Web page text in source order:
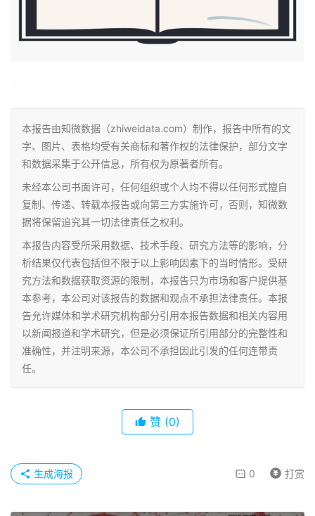
本报告由知微数据（zhiweidata.com）制作，报告中所有的文
字、图片、表格均受有关商标和著作权的法律保护，部分文字
和数据采集于公开信息，所有权为原著者所有。
未经本公司书面许可，任何组织或个人均不得以任何形式擅自
复制、传递、转载本报告或向第三方实施许可，否则，知微数
据将保留追究其一切法律责任之权利。
本报告内容受所采用数据、技术手段、研究方法等的影响，分
析结果仅代表包括但不限于以上影响因素下的当时情形。受研
究方法和数据获取资源的限制，本报告只为市场和客户提供基
本参考，本公司对该报告的数据和观点不承担法律责任。本报
告允许媒体和学术研究机构部分引用本报告数据和相关内容用
以新闻报道和学术研究，但是必须保证所引用部分的完整性和
准确性，并注明来源，本公司不承担因此引发的任何连带责
任。
赞 (0)
0 打赏
生成海报